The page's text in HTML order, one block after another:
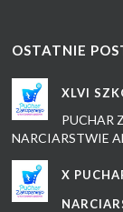
OSTATNIE
XLVI
PUCHAR
NARCIARSTWIE
X